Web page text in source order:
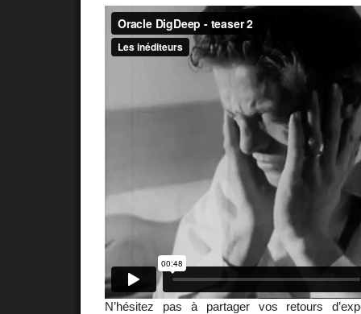
N’hésitez pas à partager vos retours